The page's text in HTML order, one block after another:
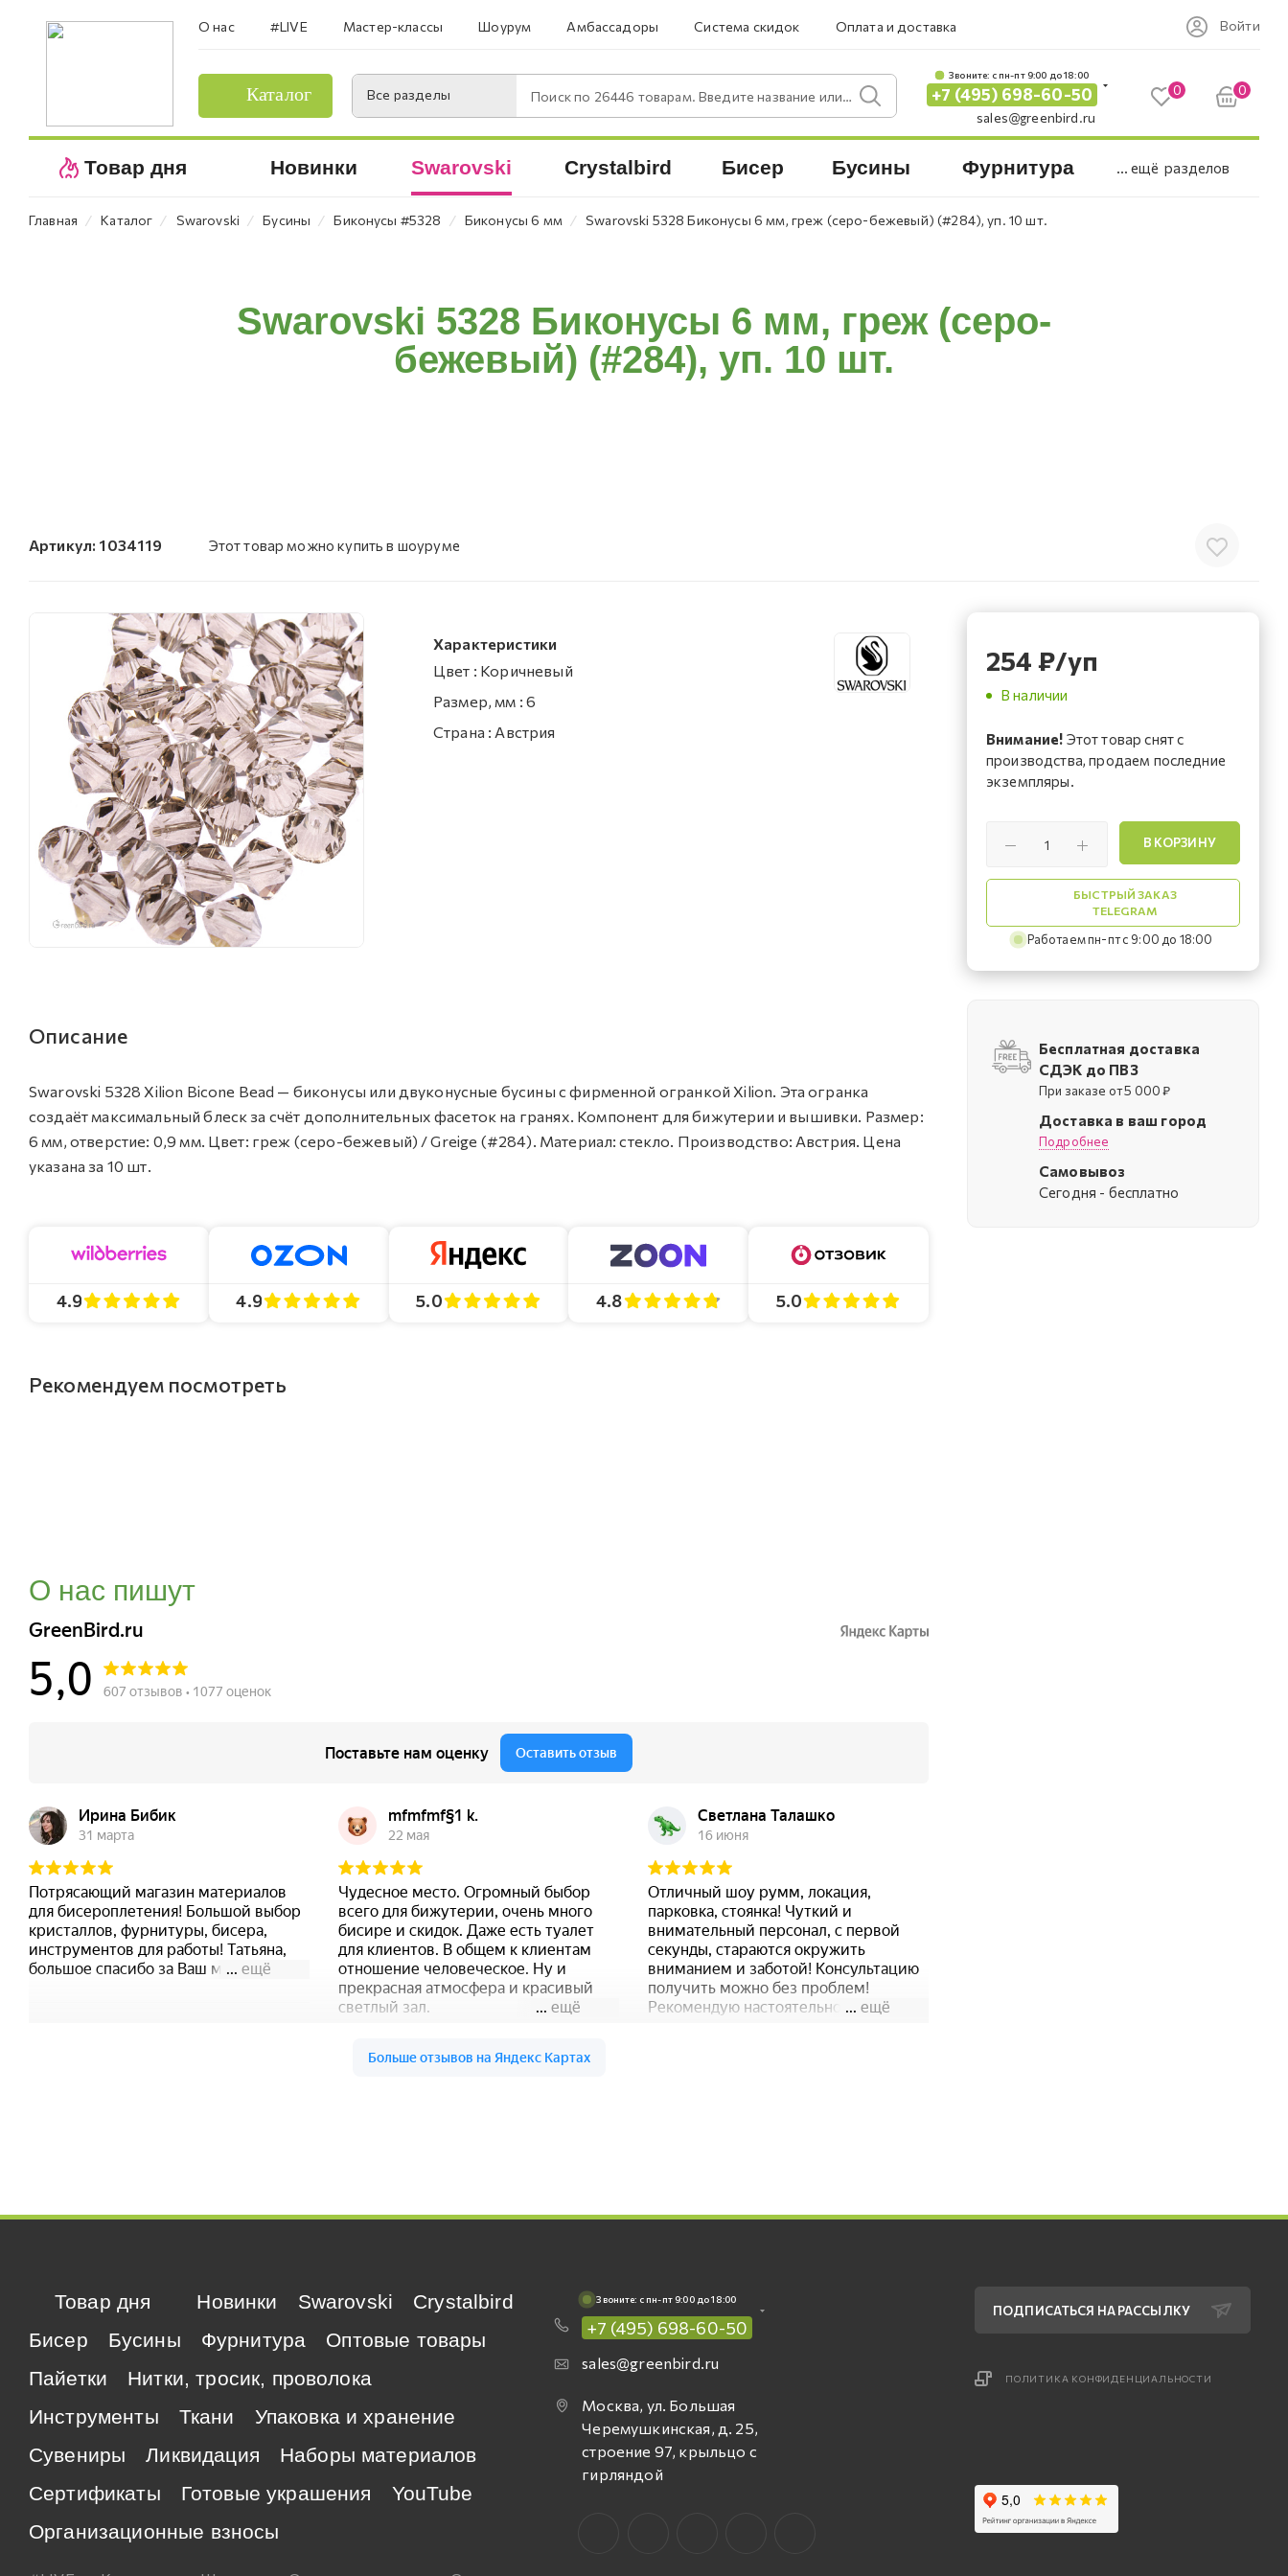
О нас #LIVE Мастер-классы Шоурум Амбассадоры Система скидок Оплата и доставка Войти
Каталог Все разделы Поиск по 26446 товарам. Введите название или артикул.
Звоните: c пн-пт 9:00 до 18:00
+7 (495) 698-60-50
sales@greenbird.ru
0 0
Товар дня Новинки Swarovski Crystalbird Бисер Бусины Фурнитура ... ещё разделов
Главная ⁄ Каталог ⁄ Swarovski ⁄ Бусины ⁄ Биконусы #5328 ⁄ Биконусы 6 мм ⁄ Swarovski 5328 Биконусы 6 мм, греж (серо-бежевый) (#284), уп. 10 шт.
Swarovski 5328 Биконусы 6 мм, греж (серо-
бежевый) (#284), уп. 10 шт.
Артикул: 1034119 Этот товар можно купить в шоуруме
Характеристики
Цвет : Коричневый
Размер, мм : 6
Страна : Австрия
Описание
Swarovski 5328 Xilion Bicone Bead — биконусы или двуконусные бусины с фирменной огранкой Xilion. Эта огранка
создаёт максимальный блеск за счёт дополнительных фасеток на гранях. Компонент для бижутерии и вышивки. Размер:
6 мм, отверстие: 0,9 мм. Цвет: греж (серо-бежевый) / Greige (#284). Материал: стекло. Производство: Австрия. Цена
указана за 10 шт.
4.9 4.9 5.0 4.8 5.0
Рекомендуем посмотреть
О нас пишут
254 ₽/уп
В наличии
Внимание! Этот товар снят с
производства, продаем последние
экземпляры.
В КОРЗИНУ
БЫСТРЫЙ ЗАКАЗ
TELEGRAM
Работаем пн-пт с 9:00 до 18:00
Бесплатная доставка
СДЭК до ПВЗ
При заказе от 5 000 ₽
Доставка в ваш город
Подробнее
Самовывоз
Cегодня - бесплатно
Товар дня Новинки Swarovski
Crystalbird
Бисер
Бусины Фурнитура
Оптовые товары
Пайетки
Нитки, тросик, проволока
Инструменты
Ткани
Упаковка и хранение
Сувениры
Ликвидация
Наборы материалов
Сертификаты
Готовые украшения
YouTube
Организационные взносы
Звоните: c пн-пт 9:00 до 18:00
+7 (495) 698-60-50
sales@greenbird.ru
Москва, ул. Большая
Черемушкинская, д. 25,
строение 97, крыльцо с
гирляндой
ПОДПИСАТЬСЯ НА РАССЫЛКУ
ПОЛИТИКА КОНФИДЕНЦИАЛЬНОСТИ